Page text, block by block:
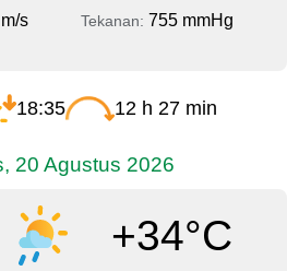
s Tekanan: 755 mmHg
18:35 12 h 27 min
20 Agustus 2026
+34°C